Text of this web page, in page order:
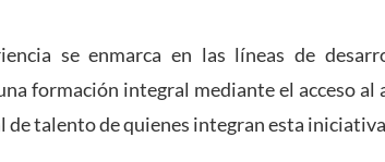
se enmarca en las líneas de
formación integral mediante el acceso
de talento de quienes integran esta